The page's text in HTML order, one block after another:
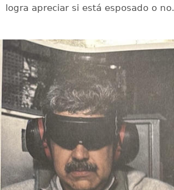
logra apreciar si está esposado o no.